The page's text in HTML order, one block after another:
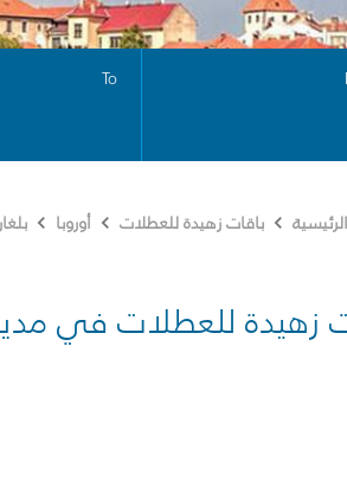
To
باقات زهيدة للعطلات أوروبا
زهيدة للعطلات في